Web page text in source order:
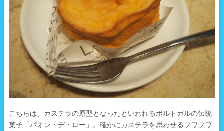
こちらは、カステラの原型となったといわれるポルトガルの伝統
菓子「パオン・デ・ロー」。確かにカステラを思わせるフワフワ